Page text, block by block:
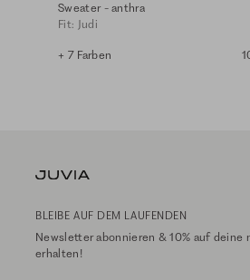
Sweater - anthra
Fit: Judi
+ 7 Farben
BLEIBE AUF DEM LAUFENDEN
Newsletter abonnieren & 10% auf deine
erhalten!